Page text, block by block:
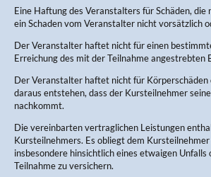
Eine Haftung des Veranstalters für Schäden,
ein Schaden vom Veranstalter nicht vorsätzlich
Der Veranstalter haftet nicht für einen
Erreichung des mit der Teilnahme angestrebten
Der Veranstalter haftet nicht für
daraus entstehen, dass der Kursteilnehmer
nachkommt.
Die vereinbarten vertraglichen Leistungen
Kursteilnehmers. Es obliegt dem
insbesondere hinsichtlich eines etwaigen
Teilnahme zu versichern.